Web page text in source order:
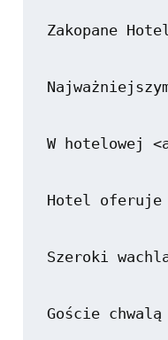
Zakopane
W hotelowej
Hotel oferuje
Szeroki
Goście